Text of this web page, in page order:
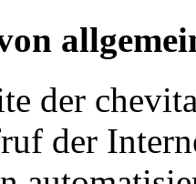
der
der